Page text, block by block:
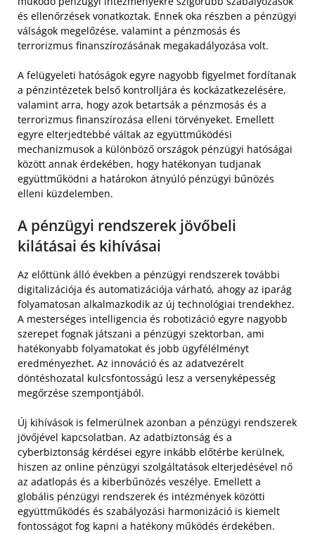
és ellenőrzések vonatkoztak. Ennek oka részben a pénzügyi
válságok megelőzése, valamint a pénzmosás és
terrorizmus finanszírozásának megakadályozása volt.
A felügyeleti hatóságok egyre nagyobb figyelmet fordítanak
a pénzintézetek belső kontrolljára és kockázatkezelésére,
valamint arra, hogy azok betartsák a pénzmosás és a
terrorizmus finanszírozása elleni törvényeket. Emellett
egyre elterjedtebbé váltak az együttműködési
mechanizmusok a különböző országok pénzügyi hatóságai
között annak érdekében, hogy hatékonyan tudjanak
együttműködni a határokon átnyúló pénzügyi bűnözés
elleni küzdelemben.
A pénzügyi rendszerek jövőbeli
kilátásai és kihívásai
Az előttünk álló években a pénzügyi rendszerek további
digitalizációja és automatizációja várható, ahogy az iparág
folyamatosan alkalmazkodik az új technológiai trendekhez.
A mesterséges intelligencia és robotizáció egyre nagyobb
szerepet fognak játszani a pénzügyi szektorban, ami
hatékonyabb folyamatokat és jobb ügyfélélményt
eredményezhet. Az innováció és az adatvezérelt
döntéshozatal kulcsfontosságú lesz a versenyképesség
megőrzése szempontjából.
Új kihívások is felmerülnek azonban a pénzügyi rendszerek
jövőjével kapcsolatban. Az adatbiztonság és a
cyberbiztonság kérdései egyre inkább előtérbe kerülnek,
hiszen az online pénzügyi szolgáltatások elterjedésével nő
az adatlopás és a kiberbűnözés veszélye. Emellett a
globális pénzügyi rendszerek és intézmények közötti
együttműködés és szabályozási harmonizáció is kiemelt
fontosságot fog kapni a hatékony működés érdekében.